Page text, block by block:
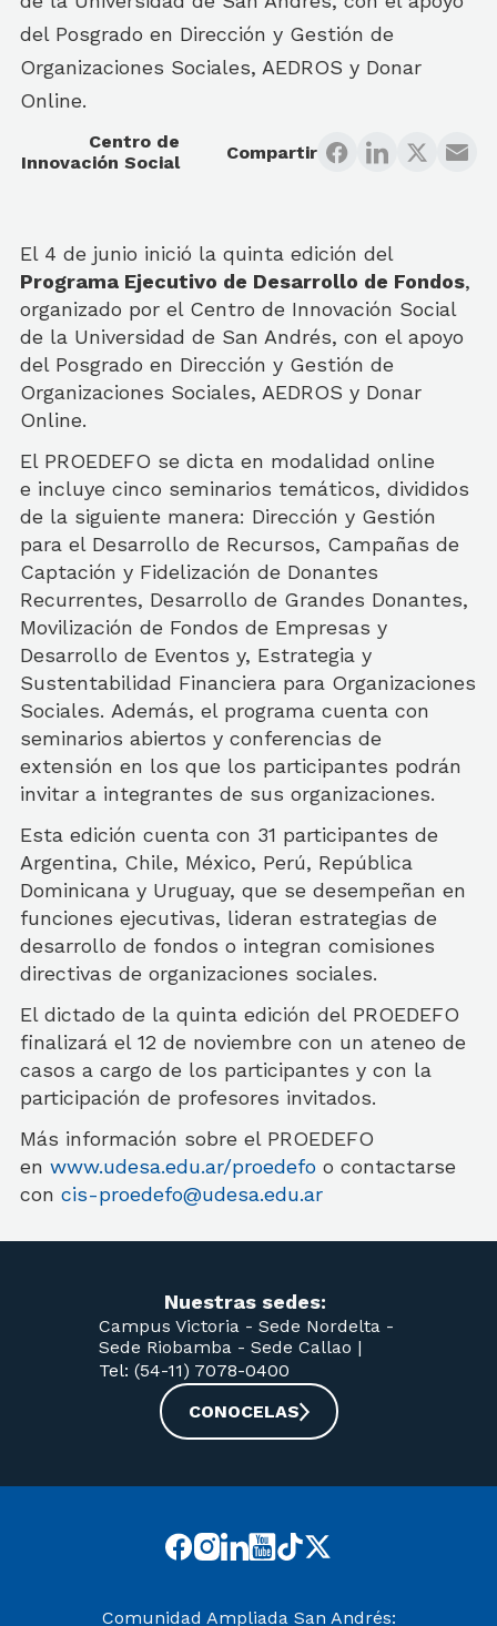
del Posgrado en Dirección y Gestión de
Organizaciones Sociales, AEDROS y Donar
Online.
Centro de
Innovación Social
Compartir
El 4 de junio inició la quinta edición del
Programa Ejecutivo de Desarrollo de Fondos,
organizado por el Centro de Innovación Social
de la Universidad de San Andrés, con el apoyo
del Posgrado en Dirección y Gestión de
Organizaciones Sociales, AEDROS y Donar
Online.
El PROEDEFO se dicta en modalidad online
e incluye cinco seminarios temáticos, divididos
de la siguiente manera: Dirección y Gestión
para el Desarrollo de Recursos, Campañas de
Captación y Fidelización de Donantes
Recurrentes, Desarrollo de Grandes Donantes,
Movilización de Fondos de Empresas y
Desarrollo de Eventos y, Estrategia y
Sustentabilidad Financiera para Organizaciones
Sociales. Además, el programa cuenta con
seminarios abiertos y conferencias de
extensión en los que los participantes podrán
invitar a integrantes de sus organizaciones.
Esta edición cuenta con 31 participantes de
Argentina, Chile, México, Perú, República
Dominicana y Uruguay, que se desempeñan en
funciones ejecutivas, lideran estrategias de
desarrollo de fondos o integran comisiones
directivas de organizaciones sociales.
El dictado de la quinta edición del PROEDEFO
finalizará el 12 de noviembre con un ateneo de
casos a cargo de los participantes y con la
participación de profesores invitados.
Más información sobre el PROEDEFO
en www.udesa.edu.ar/proedefo o contactarse
con cis-proedefo@udesa.edu.ar
Nuestras sedes:
Campus Victoria - Sede Nordelta -
Sede Riobamba - Sede Callao |
Tel: (54-11) 7078-0400
CONOCELAS
Comunidad Ampliada San Andrés: